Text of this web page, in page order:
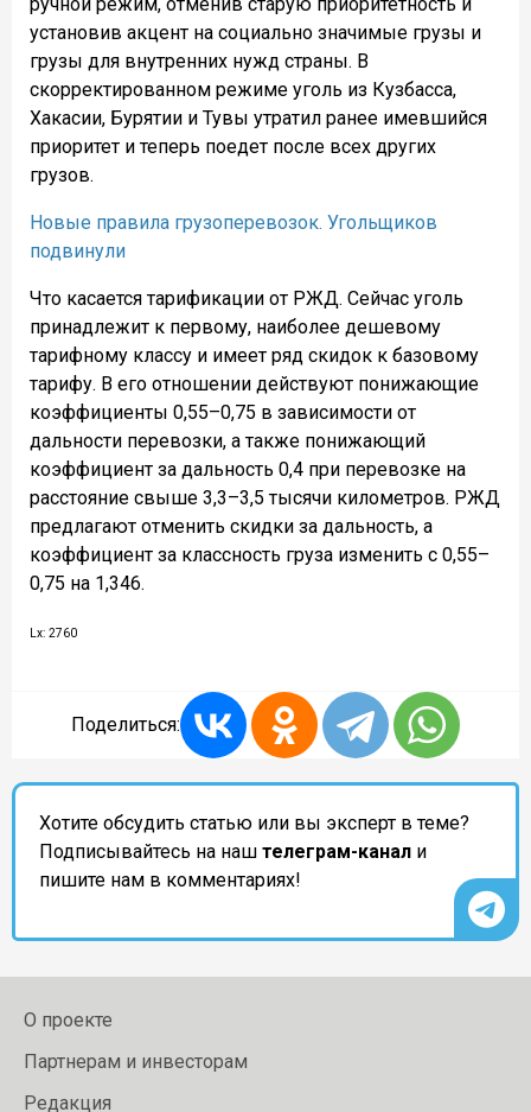
установив акцент на социально значимые грузы и
грузы для внутренних нужд страны. В
скорректированном режиме уголь из Кузбасса,
Хакасии, Бурятии и Тувы утратил ранее имевшийся
приоритет и теперь поедет после всех других
грузов.
Новые правила грузоперевозок. Угольщиков
подвинули
Что касается тарификации от РЖД. Сейчас уголь
принадлежит к первому, наиболее дешевому
тарифному классу и имеет ряд скидок к базовому
тарифу. В его отношении действуют понижающие
коэффициенты 0,55–0,75 в зависимости от
дальности перевозки, а также понижающий
коэффициент за дальность 0,4 при перевозке на
расстояние свыше 3,3–3,5 тысячи километров. РЖД
предлагают отменить скидки за дальность, а
коэффициент за классность груза изменить с 0,55–
0,75 на 1,346.
Lx: 2760
Поделиться:
Хотите обсудить статью или вы эксперт в теме?
Подписывайтесь на наш телеграм-канал и
пишите нам в комментариях!
О проекте
Партнерам и инвесторам
Редакция